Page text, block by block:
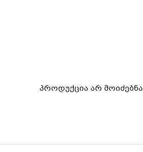
პროდუქცია არ მოიძებნა